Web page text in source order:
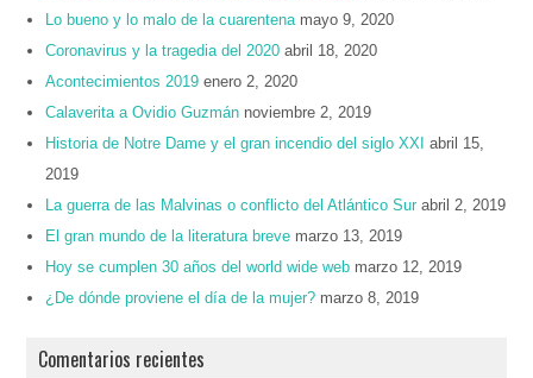
Lo bueno y lo malo de la cuarentena mayo 9, 2020
Coronavirus y la tragedia del 2020 abril 18, 2020
Acontecimientos 2019 enero 2, 2020
Calaverita a Ovidio Guzmán noviembre 2, 2019
Historia de Notre Dame y el gran incendio del siglo XXI
abril 15,
2019
La guerra de las Malvinas o conflicto del Atlántico Sur abril 2, 2019
El gran mundo de la literatura breve marzo 13, 2019
Hoy se cumplen 30 años del world wide web marzo 12, 2019
¿De dónde proviene el día de la mujer? marzo 8, 2019
Comentarios recientes